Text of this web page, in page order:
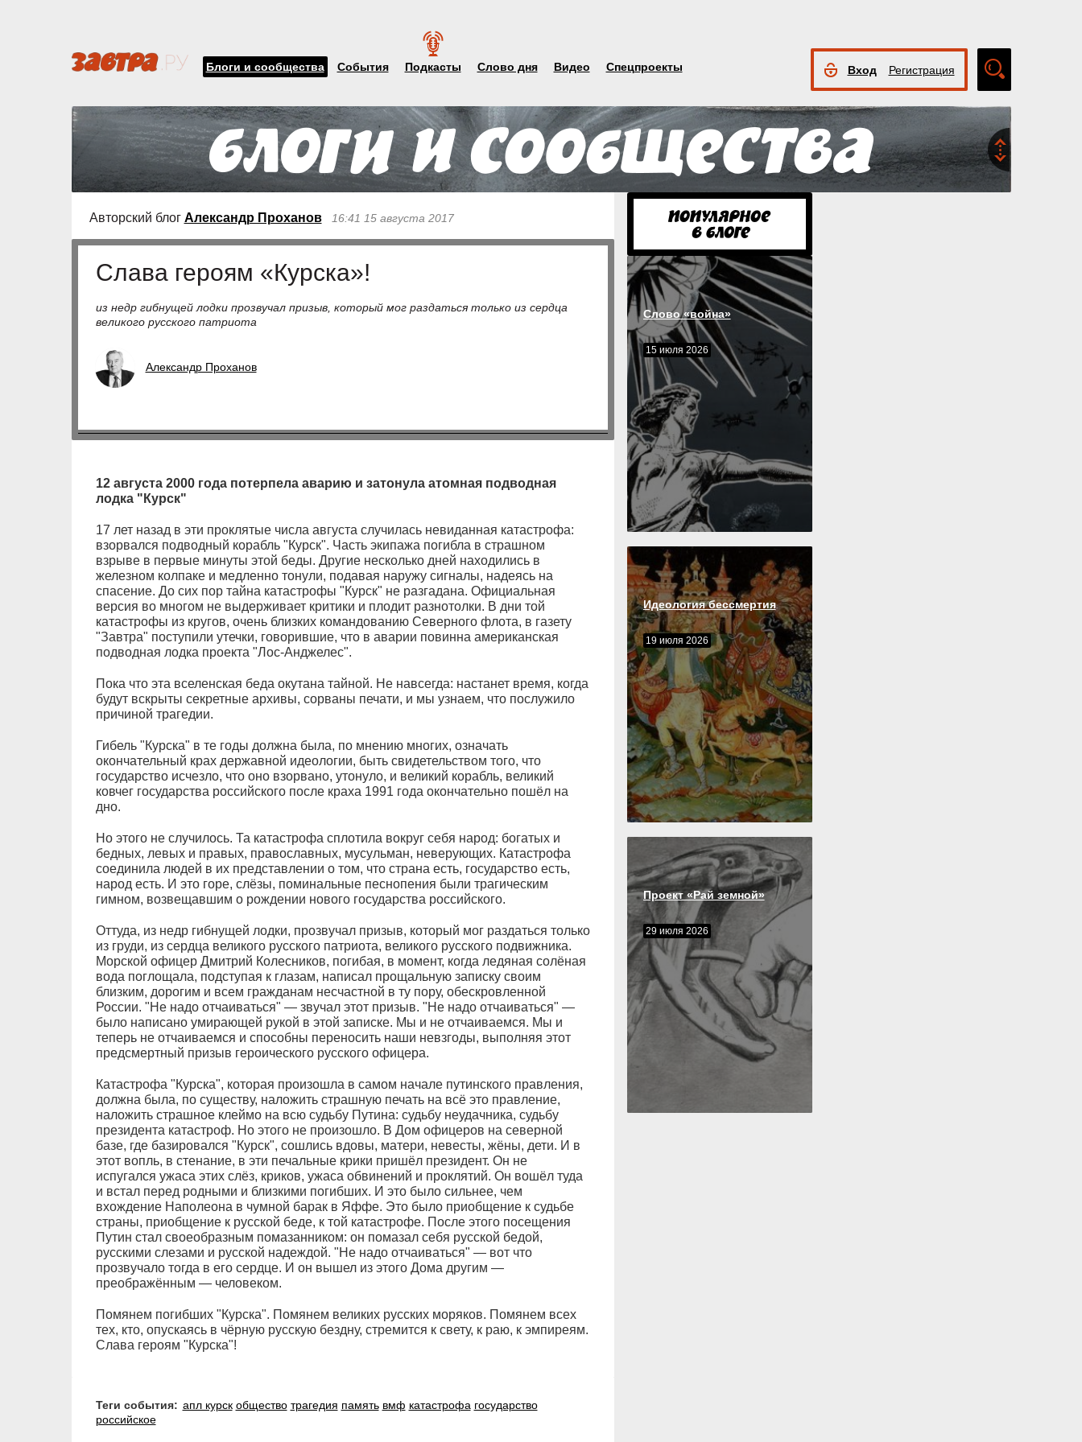
Блоги и сообщества События Подкасты Слово дня Видео Спецпроекты Вход Регистрация
поиск
Авторский блог Александр Проханов 16:41 15 августа 2017
Слава героям «Курска»!
из недр гибнущей лодки прозвучал призыв, который мог раздаться только из сердца
великого русского патриота
Александр Проханов
12 августа 2000 года потерпела аварию и затонула атомная подводная
лодка "Курск"
17 лет назад в эти проклятые числа августа случилась невиданная катастрофа:
взорвался подводный корабль "Курск". Часть экипажа погибла в страшном
взрыве в первые минуты этой беды. Другие несколько дней находились в
железном колпаке и медленно тонули, подавая наружу сигналы, надеясь на
спасение. До сих пор тайна катастрофы "Курск" не разгадана. Официальная
версия во многом не выдерживает критики и плодит разнотолки. В дни той
катастрофы из кругов, очень близких командованию Северного флота, в газету
"Завтра" поступили утечки, говорившие, что в аварии повинна американская
подводная лодка проекта "Лос-Анджелес".
Пока что эта вселенская беда окутана тайной. Не навсегда: настанет время, когда
будут вскрыты секретные архивы, сорваны печати, и мы узнаем, что послужило
причиной трагедии.
Гибель "Курска" в те годы должна была, по мнению многих, означать
окончательный крах державной идеологии, быть свидетельством того, что
государство исчезло, что оно взорвано, утонуло, и великий корабль, великий
ковчег государства российского после краха 1991 года окончательно пошёл на
дно.
Но этого не случилось. Та катастрофа сплотила вокруг себя народ: богатых и
бедных, левых и правых, православных, мусульман, неверующих. Катастрофа
соединила людей в их представлении о том, что страна есть, государство есть,
народ есть. И это горе, слёзы, поминальные песнопения были трагическим
гимном, возвещавшим о рождении нового государства российского.
Оттуда, из недр гибнущей лодки, прозвучал призыв, который мог раздаться только
из груди, из сердца великого русского патриота, великого русского подвижника.
Морской офицер Дмитрий Колесников, погибая, в момент, когда ледяная солёная
вода поглощала, подступая к глазам, написал прощальную записку своим
близким, дорогим и всем гражданам несчастной в ту пору, обескровленной
России. "Не надо отчаиваться" — звучал этот призыв. "Не надо отчаиваться" —
было написано умирающей рукой в этой записке. Мы и не отчаиваемся. Мы и
теперь не отчаиваемся и способны переносить наши невзгоды, выполняя этот
предсмертный призыв героического русского офицера.
Катастрофа "Курска", которая произошла в самом начале путинского правления,
должна была, по существу, наложить страшную печать на всё это правление,
наложить страшное клеймо на всю судьбу Путина: судьбу неудачника, судьбу
президента катастроф. Но этого не произошло. В Дом офицеров на северной
базе, где базировался "Курск", сошлись вдовы, матери, невесты, жёны, дети. И в
этот вопль, в стенание, в эти печальные крики пришёл президент. Он не
испугался ужаса этих слёз, криков, ужаса обвинений и проклятий. Он вошёл туда
и встал перед родными и близкими погибших. И это было сильнее, чем
вхождение Наполеона в чумной барак в Яффе. Это было приобщение к судьбе
страны, приобщение к русской беде, к той катастрофе. После этого посещения
Путин стал своеобразным помазанником: он помазал себя русской бедой,
русскими слезами и русской надеждой. "Не надо отчаиваться" — вот что
прозвучало тогда в его сердце. И он вышел из этого Дома другим —
преображённым — человеком.
Помянем погибших "Курска". Помянем великих русских моряков. Помянем всех
тех, кто, опускаясь в чёрную русскую бездну, стремится к свету, к раю, к эмпиреям.
Слава героям "Курска"!
Теги события: апл курск общество трагедия память вмф катастрофа государство
российское
Слово «война»
15 июля 2026
Идеология бессмертия
19 июля 2026
Проект «Рай земной»
29 июля 2026